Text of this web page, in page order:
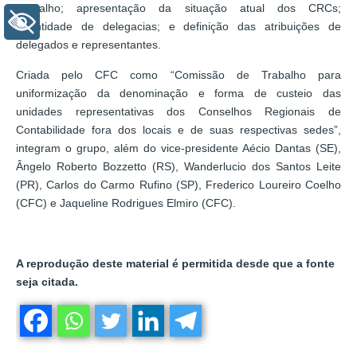
Trabalho; apresentação da situação atual dos CRCs;
quantidade de delegacias; e definição das atribuições de
delegados e representantes.
Criada pelo CFC como “Comissão de Trabalho para
uniformização da denominação e forma de custeio das
unidades representativas dos Conselhos Regionais de
Contabilidade fora dos locais e de suas respectivas sedes”,
integram o grupo, além do vice-presidente Aécio Dantas (SE),
Ângelo Roberto Bozzetto (RS), Wanderlucio dos Santos Leite
(PR), Carlos do Carmo Rufino (SP), Frederico Loureiro Coelho
(CFC) e Jaqueline Rodrigues Elmiro (CFC).
A reprodução deste material é permitida desde que a fonte
seja citada.
+ Acessibilidade